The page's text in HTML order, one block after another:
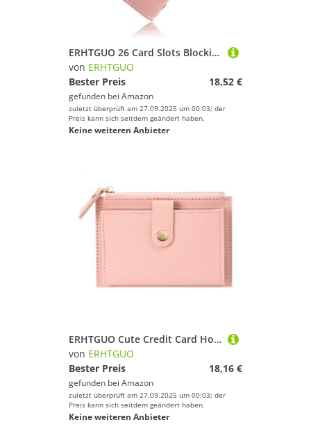
ERHTGUO 26 Card Slots Blocking PU Leather Women Credit Wallet Cute Cards Holder for Cardholder(Pink)
von ERHTGUO
Bester Preis
18,52 €
gefunden bei Amazon
zuletzt überprüft am 27.09.2025 um 00:03; der
Preis kann sich seitdem geändert haben.
Keine weiteren Anbieter
ERHTGUO Cute Credit Card Holder Bags Solid Color PU Leather Small Wallet Mini Coin Purse Women Money Bag Storage Pouch(Pink)
von ERHTGUO
Bester Preis
18,16 €
gefunden bei Amazon
zuletzt überprüft am 27.09.2025 um 00:03; der
Preis kann sich seitdem geändert haben.
Keine weiteren Anbieter